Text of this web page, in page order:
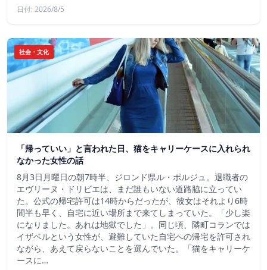
日付: 2026/8/5
社会・文化
「帰っていい」と言われた日、猫をキャリーケースに入れられ
なかった女性の話
8月3日月曜日の朝7時半、ジロンド県ル・ポルジュ。退職者の
エヴリーヌ・ドリビエは、まだ誰もいない道路脇に立ってい
た。公式の帰宅許可は14時からだったが、彼女はそれより6時
間半も早く、自宅に近い場所まで来てしまっていた。「少し楽
になりました。あれは地獄でした」。同じ頃、隣町コランでは
イザベルという女性が、避難していた自宅への帰宅を許可され
ながら、あえて戻らないことを選んでいた。「猫をキャリーケ
ースに…